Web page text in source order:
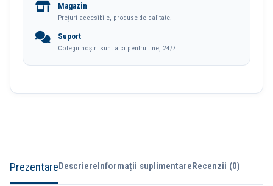
FinenoloMagazin
Prețuri accesibile, produse de calitate.
Suport
Colegii noștri sunt aici pentru tine, 24/7.
PrezentareDescriereInformații suplimentareRecenzii (0)